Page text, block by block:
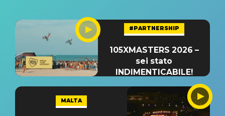
#PARTNERSHIP
105XMASTERS 2026 –
sei stato
INDIMENTICABILE!
MALTA